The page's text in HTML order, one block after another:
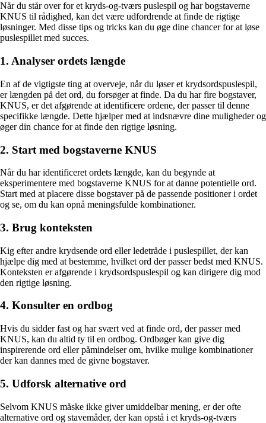
Når du står over for et kryds-og-tværs puslespil og har bogstaverne
KNUS til rådighed, kan det være udfordrende at finde de rigtige
løsninger. Med disse tips og tricks kan du øge dine chancer for at løse
puslespillet med succes.
1. Analyser ordets længde
En af de vigtigste ting at overveje, når du løser et krydsordspuslespil,
er længden på det ord, du forsøger at finde. Da du har fire bogstaver,
KNUS, er det afgørende at identificere ordene, der passer til denne
specifikke længde. Dette hjælper med at indsnævre dine muligheder og
øger din chance for at finde den rigtige løsning.
2. Start med bogstaverne KNUS
Når du har identificeret ordets længde, kan du begynde at
eksperimentere med bogstaverne KNUS for at danne potentielle ord.
Start med at placere disse bogstaver på de passende positioner i ordet
og se, om du kan opnå meningsfulde kombinationer.
3. Brug konteksten
Kig efter andre krydsende ord eller ledetråde i puslespillet, der kan
hjælpe dig med at bestemme, hvilket ord der passer bedst med KNUS.
Konteksten er afgørende i krydsordspuslespil og kan dirigere dig mod
den rigtige løsning.
4. Konsulter en ordbog
Hvis du sidder fast og har svært ved at finde ord, der passer med
KNUS, kan du altid ty til en ordbog. Ordbøger kan give dig
inspirerende ord eller påmindelser om, hvilke mulige kombinationer
der kan dannes med de givne bogstaver.
5. Udforsk alternative ord
Selvom KNUS måske ikke giver umiddelbar mening, er der ofte
alternative ord og stavemåder, der kan opstå i et kryds-og-tværs